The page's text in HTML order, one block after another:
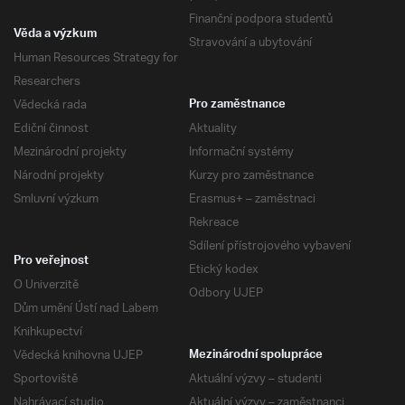
Finanční podpora studentů
Stravování a ubytování
Věda a výzkum
Human Resources Strategy for
Researchers
Vědecká rada
Ediční činnost
Mezinárodní projekty
Národní projekty
Smluvní výzkum
Pro zaměstnance
Aktuality
Informační systémy
Kurzy pro zaměstnance
Erasmus+ – zaměstnaci
Rekreace
Sdílení přístrojového vybavení
Etický kodex
Odbory UJEP
Pro veřejnost
O Univerzitě
Dům umění Ústí nad Labem
Knihkupectví
Vědecká knihovna UJEP
Sportoviště
Mezinárodní spolupráce
Aktuální výzvy – studenti